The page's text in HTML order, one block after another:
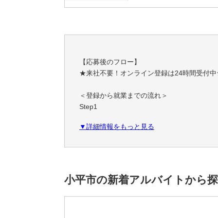
【応募後のフロー】
★来社不要！オンライン登録は24時間受付
＜登録から就業までの流れ＞
Step1
職務経歴・希望条件など、フォームに必要事
ご希望条件やスキルに合わせて、お仕事をご
一緒に理想の職場を見つけましょう！
▼詳細情報をもっと見る
小平市の新着アルバイトから